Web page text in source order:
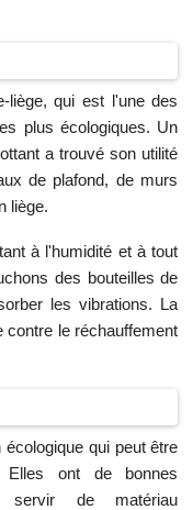
liège, qui est l'une des
plus écologiques. Un
a trouvé son utilité
de plafond, de murs
liège.
à l'humidité et à tout
des bouteilles de
les vibrations. La
contre le réchauffement
qui peut être
Elles ont de bonnes
servir de matériau